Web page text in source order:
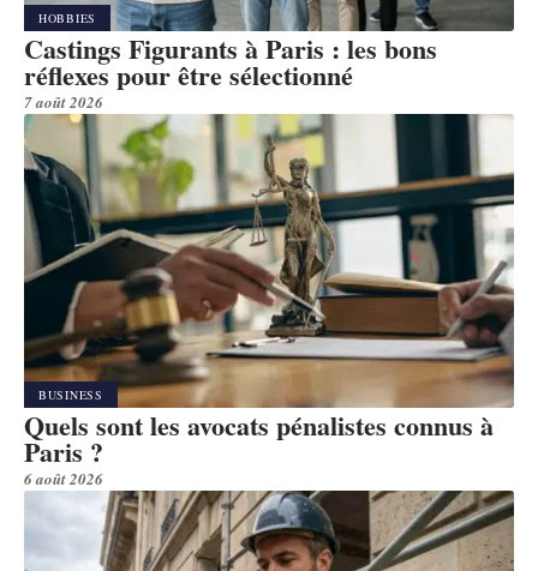
HOBBIES
Castings Figurants à Paris : les bons
réflexes pour être sélectionné
7 août 2026
BUSINESS
Quels sont les avocats pénalistes connus à
Paris ?
6 août 2026